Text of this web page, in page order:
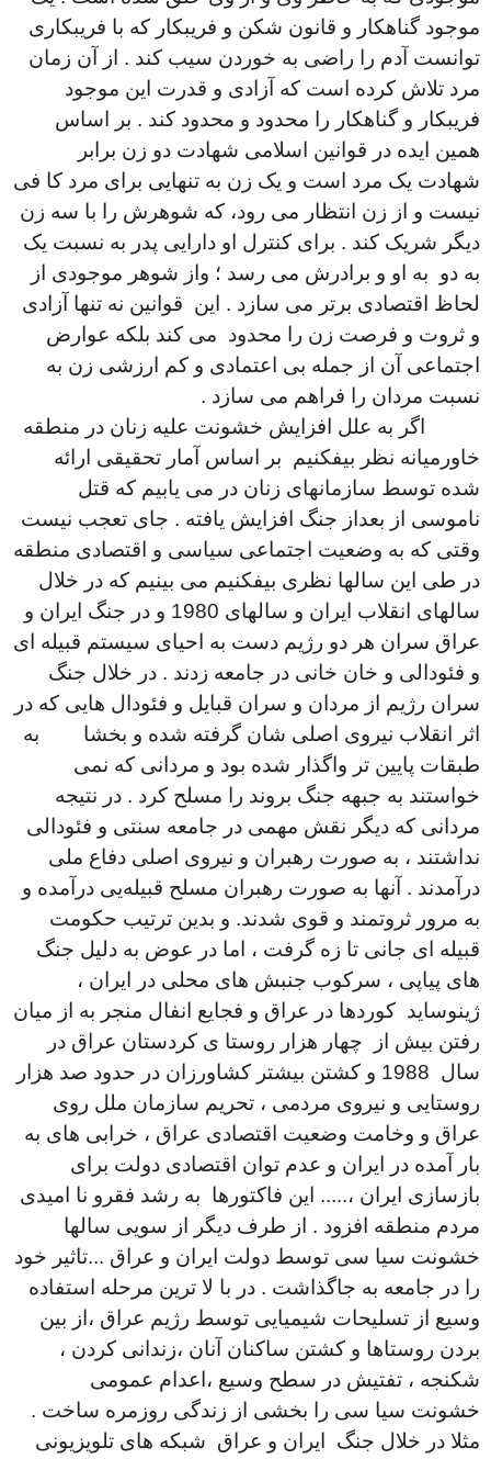
موجود گناهکار و قانون شکن و فریبکار که با فریبکاری
توانست آدم را راضی به خوردن سیب کند . از آن زمان
مرد تلاش کرده است که آزادی و قدرت این موجود
فریبکار و گناهکار را محدود و محدود کند . بر اساس
همین ایده در قوانین اسلامی شهادت دو زن برابر
شهادت یک مرد است و یک زن به تنهایی برای مرد کا فی
نیست و از زن انتظار می رود، که شوهرش را با سه زن
دیگر شریک کند . برای کنترل او دارایی پدر به نسبت یک
به دو به او و برادرش می رسد ؛ واز شوهر موجودی از
لحاظ اقتصادی برتر می سازد . این قوانین نه تنها آزادی
و ثروت و فرصت زن را محدود می کند بلکه عوارض
اجتماعی آن از جمله بی اعتمادی و کم ارزشی زن به
نسبت مردان را فراهم می سازد .
اگر به علل افزایش خشونت علیه زنان در منطقه
خاورمیانه نظر بیفکنیم بر اساس آمار تحقیقی ارائه
شده توسط سازمانهای زنان در می یابیم که قتل
ناموسی از بعداز جنگ افزایش یافته . جای تعجب نیست
وقتی که به وضعیت اجتماعی سیاسی و اقتصادی منطقه
در طی این سالها نظری بیفکنیم می بینیم که در خلال
سالهای انقلاب ایران و سالهای 1980 و در جنگ ایران و
عراق سران هر دو رژیم دست به احیای سیستم قبیله ای
و فئودالی و خان خانی در جامعه زدند . در خلال جنگ
سران رژیم از مردان و سران قبایل و فئودال هایی که در
اثر انقلاب نیروی اصلی شان گرفته شده و بخشا به
طبقات پایین تر واگذار شده بود و مردانی که نمی
خواستند به جبهه جنگ بروند را مسلح کرد . در نتیجه
مردانی که دیگر نقش مهمی در جامعه سنتی و فئودالی
نداشتند ، به صورت رهبران و نیروی اصلی دفاع ملی
درآمدند . آنها به صورت رهبران مسلح قبیلەیی درآمده و
به مرور ثروتمند و قوی شدند. و بدین ترتیب حکومت
قبیله ای جانی تا زه گرفت ، اما در عوض به دلیل جنگ
های پیاپی ، سرکوب جنبش های محلی در ایران ،
ژینوساید کوردها در عراق و فجایع انفال منجر به از میان
رفتن بیش از چهار هزار روستا ی کردستان عراق در
سال 1988 و کشتن بیشتر کشاورزان در حدود صد هزار
روستایی و نیروی مردمی ، تحریم سازمان ملل روی
عراق و وخامت وضعیت اقتصادی عراق ، خرابی های به
بار آمده در ایران و عدم توان اقتصادی دولت برای
بازسازی ایران ،..... این فاکتورها به رشد فقرو نا امیدی
مردم منطقه افزود . از طرف دیگر از سویی سالها
خشونت سیا سی توسط دولت ایران و عراق ...تاثیر خود
را در جامعه به جاگذاشت . در با لا ترین مرحله استفاده
وسیع از تسلیحات شیمیایی توسط رژیم عراق ،از بین
بردن روستاها و کشتن ساکنان آنان ،زندانی کردن ،
شکنجه ، تفتیش در سطح وسیع ،اعدام عمومی
خشونت سیا سی را بخشی از زندگی روزمره ساخت .
مثلا در خلال جنگ ایران و عراق شبکه های تلویزیونی